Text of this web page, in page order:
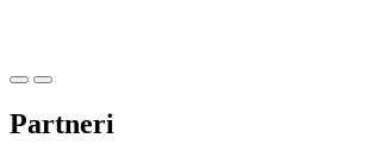
Partneri